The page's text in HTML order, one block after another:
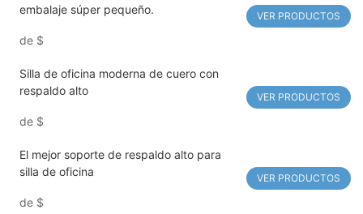
embalaje súper pequeño.
de $
VER PRODUCTOS
Silla de oficina moderna de cuero con
respaldo alto
de $
VER PRODUCTOS
El mejor soporte de respaldo alto para
silla de oficina
de $
VER PRODUCTOS